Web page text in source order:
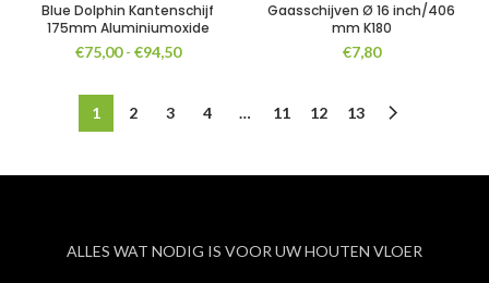
Blue Dolphin Kantenschijf
175mm Aluminiumoxide
€75,00 - €94,50Prijsklasse:
€94,50
Gaasschijven Ø 16 inch/406
mm K180
€7,80
1 2 3 4 … 11 12 13
ALLES WAT NODIG IS VOOR UW HOUTEN VLOER